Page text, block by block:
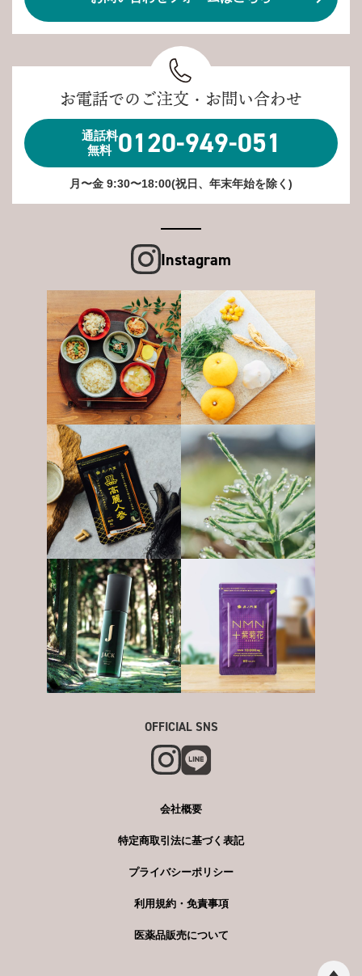
お電話でのご注文・お問い合わせ
通話料
無料 0120-949-051
月〜金 9:30〜18:00(祝日、年末年始を除く)
Instagram
OFFICIAL SNS
会社概要
特定商取引法に基づく表記
プライバシーポリシー
利用規約・免責事項
医薬品販売について